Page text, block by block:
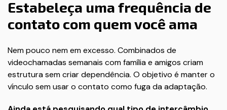
Estabeleça uma frequência de
contato com quem você ama
Nem pouco nem em excesso. Combinados de
videochamadas semanais com família e amigos criam
estrutura sem criar dependência. O objetivo é manter o
vínculo sem usar o contato como fuga da adaptação.